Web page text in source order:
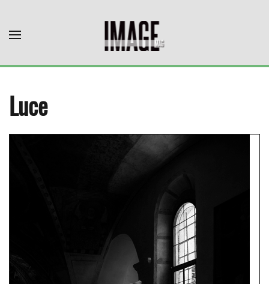
Skip to main content
Luce